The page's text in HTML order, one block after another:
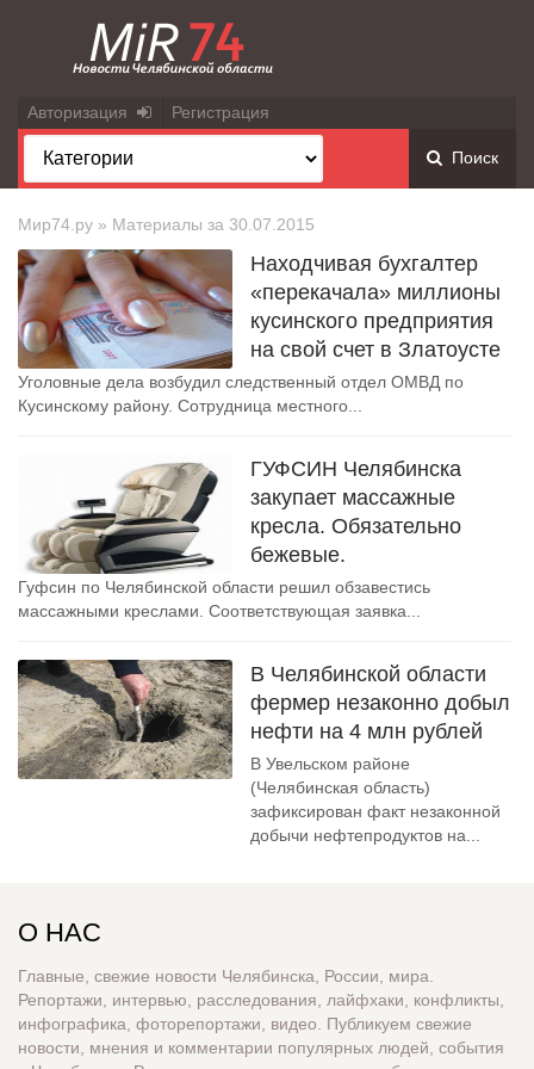
Авторизация Регистрация
Поиск
Мир74.ру » Материалы за 30.07.2015
Находчивая бухгалтер
«перекачала» миллионы
кусинского предприятия
на свой счет в Златоусте
Уголовные дела возбудил следственный отдел ОМВД по
Кусинскому району. Сотрудница местного...
ГУФСИН Челябинска
закупает массажные
кресла. Обязательно
бежевые.
Гуфсин по Челябинской области решил обзавестись
массажными креслами. Соответствующая заявка...
В Челябинской области
фермер незаконно добыл
нефти на 4 млн рублей
В Увельском районе
(Челябинская область)
зафиксирован факт незаконной
добычи нефтепродуктов на...
О НАС
Главные, свежие новости Челябинска, России, мира.
Репортажи, интервью, расследования, лайфхаки, конфликты,
инфографика, фоторепортажи, видео. Публикуем свежие
новости, мнения и комментарии популярных людей, события